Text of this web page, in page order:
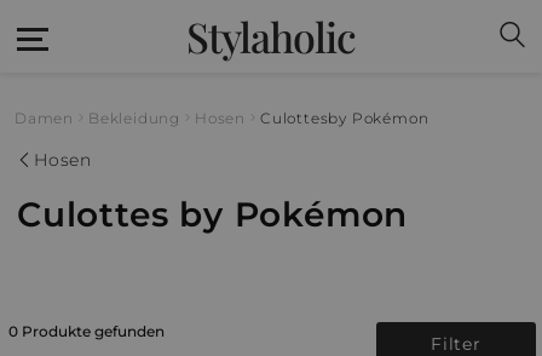
Stylaholic
Damen Bekleidung Hosen Culottesby Pokémon
Hosen
Culottes by Pokémon
0 Produkte gefunden
Filter